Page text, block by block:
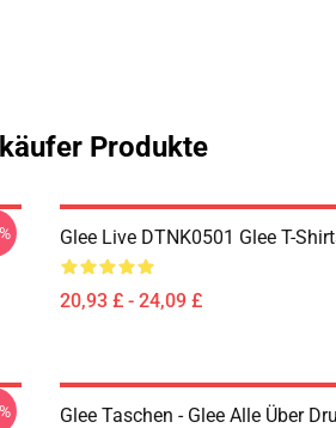
Produkte
Glee Live DTNK0501 Glee T-
20,93 £ - 24,09 £
Glee Taschen - Glee Alle Über